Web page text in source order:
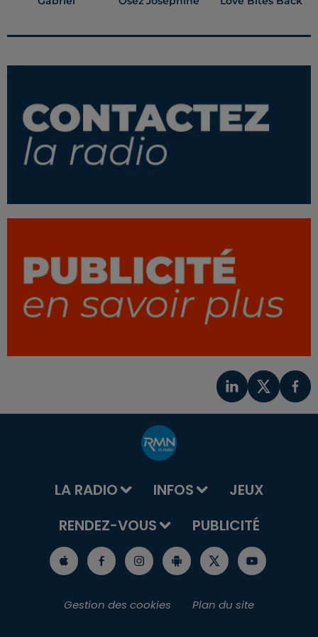
LA RADIO INFOS
JEUX
RENDEZ-VOUS
PUBLICITÉ
Gestion des cookies Plan du site